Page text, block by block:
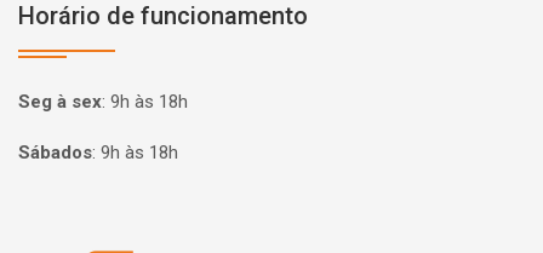
Horário de funcionamento
Seg à sex: 9h às 18h
Sábados: 9h às 18h